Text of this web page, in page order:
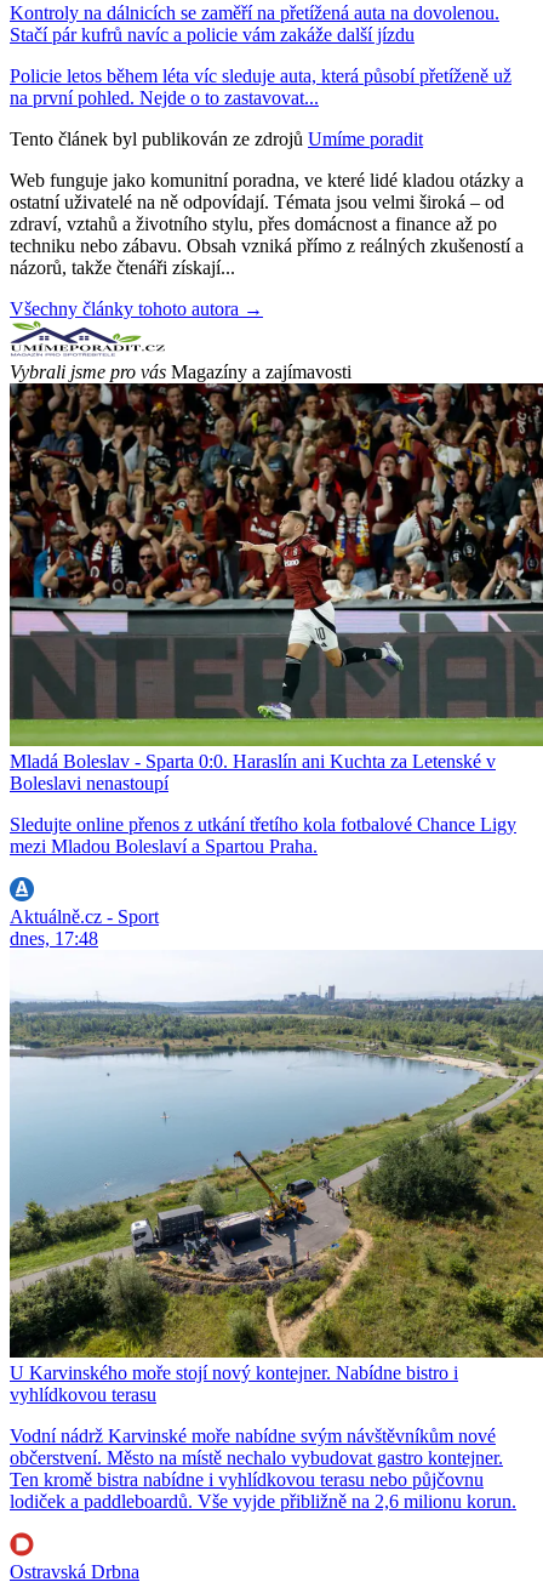
Kontroly na dálnicích se zaměří na přetížená auta na dovolenou.
Stačí pár kufrů navíc a policie vám zakáže další jízdu
Policie letos během léta víc sleduje auta, která působí přetíženě už
na první pohled. Nejde o to zastavovat...
Tento článek byl publikován ze zdrojů Umíme poradit
Web funguje jako komunitní poradna, ve které lidé kladou otázky a
ostatní uživatelé na ně odpovídají. Témata jsou velmi široká – od
zdraví, vztahů a životního stylu, přes domácnost a finance až po
techniku nebo zábavu. Obsah vzniká přímo z reálných zkušeností a
názorů, takže čtenáři získají...
Všechny články tohoto autora →
Vybrali jsme pro vás Magazíny a zajímavosti
Mladá Boleslav - Sparta 0:0. Haraslín ani Kuchta za Letenské v
Boleslavi nenastoupí
Sledujte online přenos z utkání třetího kola fotbalové Chance Ligy
mezi Mladou Boleslaví a Spartou Praha.
Aktuálně.cz - Sport
dnes, 17:48
U Karvinského moře stojí nový kontejner. Nabídne bistro i
vyhlídkovou terasu
Vodní nádrž Karvinské moře nabídne svým návštěvníkům nové
občerstvení. Město na místě nechalo vybudovat gastro kontejner.
Ten kromě bistra nabídne i vyhlídkovou terasu nebo půjčovnu
lodiček a paddleboardů. Vše vyjde přibližně na 2,6 milionu korun.
Ostravská Drbna